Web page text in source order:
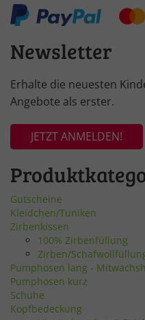
Newsletter
Erhalte die neuesten
Angebote als erster.
JETZT ANMELDEN!
Gutscheine
Kleidchen/Tuniken
Zirbenkissen
100% Zirbenfüllung
Zirben/
Pumphosen lang -
Pumphosen kurz
Schuhe
Kopfbedeckung